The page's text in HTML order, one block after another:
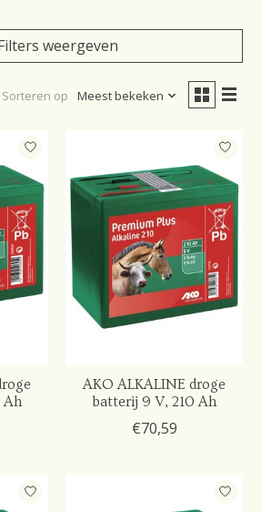
weergeven
Sorteren op Meest bekeken
Ah
AKO ALKALINE droge
batterij 9 V, 210 Ah
€70,59